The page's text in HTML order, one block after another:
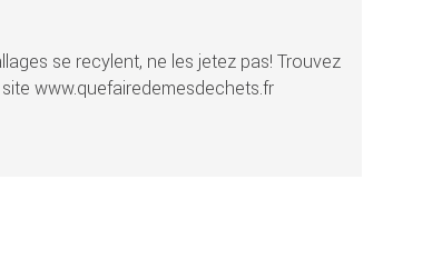
se recylent, ne les jetez pas! Trouvez
www.quefairedemesdechets.fr